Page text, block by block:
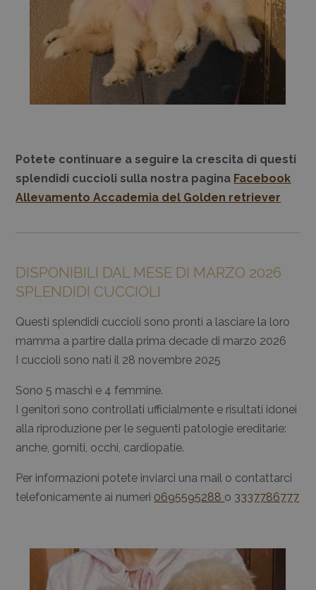
Potete continuare a seguire la crescita di questi
splendidi cuccioli sulla nostra pagina Facebook
Allevamento Accademia del Golden retriever
DISPONIBILI DAL MESE DI MARZO 2026
SPLENDIDI CUCCIOLI
Questi splendidi cuccioli sono pronti a lasciare la loro
mamma a partire dalla prima decade di marzo 2026
I cuccioli sono nati il 28 novembre 2025
Sono 5 maschi e 4 femmine.
I genitori sono controllati ufficialmente e risultati idonei
alla riproduzione per le seguenti patologie ereditarie:
anche, gomiti, occhi, cardiopatie.
Per informazioni potete inviarci una mail o contattarci
telefonicamente ai numeri 0695595288 o 3337786777